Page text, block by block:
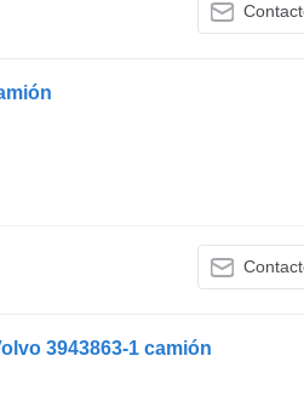
3943863-1 camión